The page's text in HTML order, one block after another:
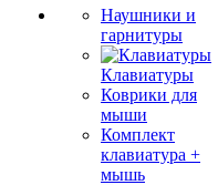
Наушники и
гарнитуры
Клавиатуры
Коврики для
мыши
Комплект
клавиатура +
мышь